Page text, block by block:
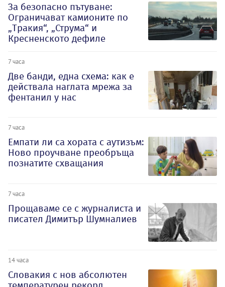
За безопасно пътуване:
Ограничават камионите по
„Тракия“, „Струма“ и
Кресненското дефиле
7 часа
Две банди, една схема: как е
действала наглата мрежа за
фентанил у нас
7 часа
Емпати ли са хората с аутизъм:
Ново проучване преобръща
познатите схващания
7 часа
Прощаваме се с журналиста и
писател Димитър Шумналиев
14 часа
Словакия с нов абсолютен